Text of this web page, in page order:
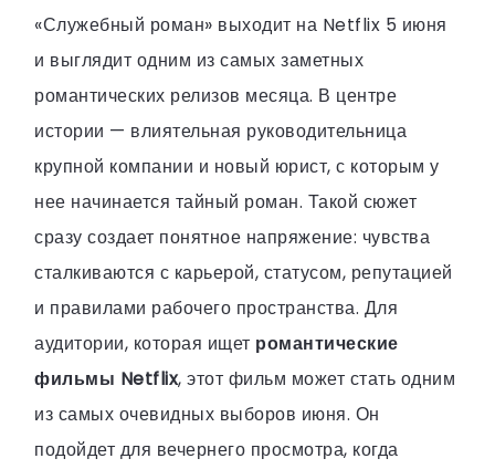
«Служебный роман» выходит на Netflix 5 июня
и выглядит одним из самых заметных
романтических релизов месяца. В центре
истории — влиятельная руководительница
крупной компании и новый юрист, с которым у
нее начинается тайный роман. Такой сюжет
сразу создает понятное напряжение: чувства
сталкиваются с карьерой, статусом, репутацией
и правилами рабочего пространства. Для
аудитории, которая ищет романтические
фильмы Netflix, этот фильм может стать одним
из самых очевидных выборов июня. Он
подойдет для вечернего просмотра, когда